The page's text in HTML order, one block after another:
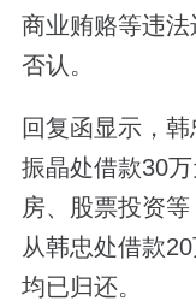
商业贿赂等违法
否认。
回复函显示，
振晶处借款30
房、股票投资
从韩忠处借款
均已归还。